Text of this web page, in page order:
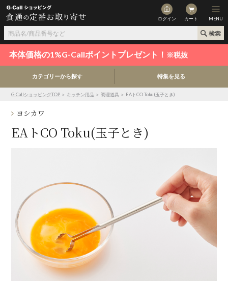
ログイン カート MENU
本体価格の1%G-Callポイントプレゼント！ ※税抜
カテゴリーから探す 特集を見る
G-CallショッピングTOP ＞ キッチン用品 ＞調理道具 ＞ EAトCO Toku(玉子とき)
ヨシカワ
EAトCO Toku(玉子とき)